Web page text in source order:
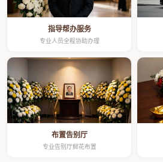
指导帮办服务
专业人员全程协助办理
布置告别厅
专业告别厅鲜花布置